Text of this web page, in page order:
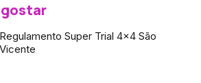
gostar
Regulamento Super Trial 4×4 São
Vicente